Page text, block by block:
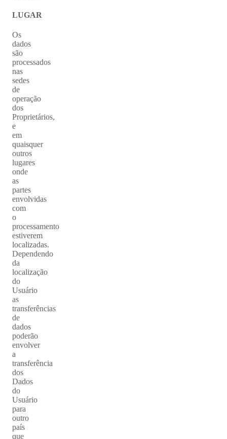
LUGAR
Os
dados
são
processados
nas
sedes
de
operação
dos
Proprietários,
e
em
quaisquer
outros
lugares
onde
as
partes
envolvidas
com
o
processamento
estiverem
localizadas.
Dependendo
da
localização
do
Usuário
as
transferências
de
dados
poderão
envolver
a
transferência
dos
Dados
do
Usuário
para
outro
país
que